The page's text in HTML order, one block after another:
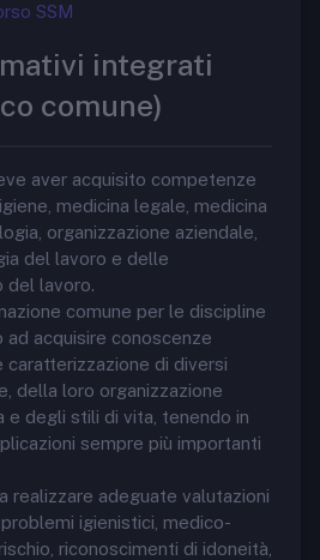
SSM
integrati
comune)
aver acquisito competenze
medicina legale, medicina
organizzazione aziendale,
del lavoro e delle
del lavoro.
comune per le discipline
acquisire conoscenze
caratterizzazione di diversi
della loro organizzazione
e degli stili di vita, tenendo in
sempre più importanti
realizzare adeguate valutazioni
igienistici, medico-
riconoscimenti di idoneità,